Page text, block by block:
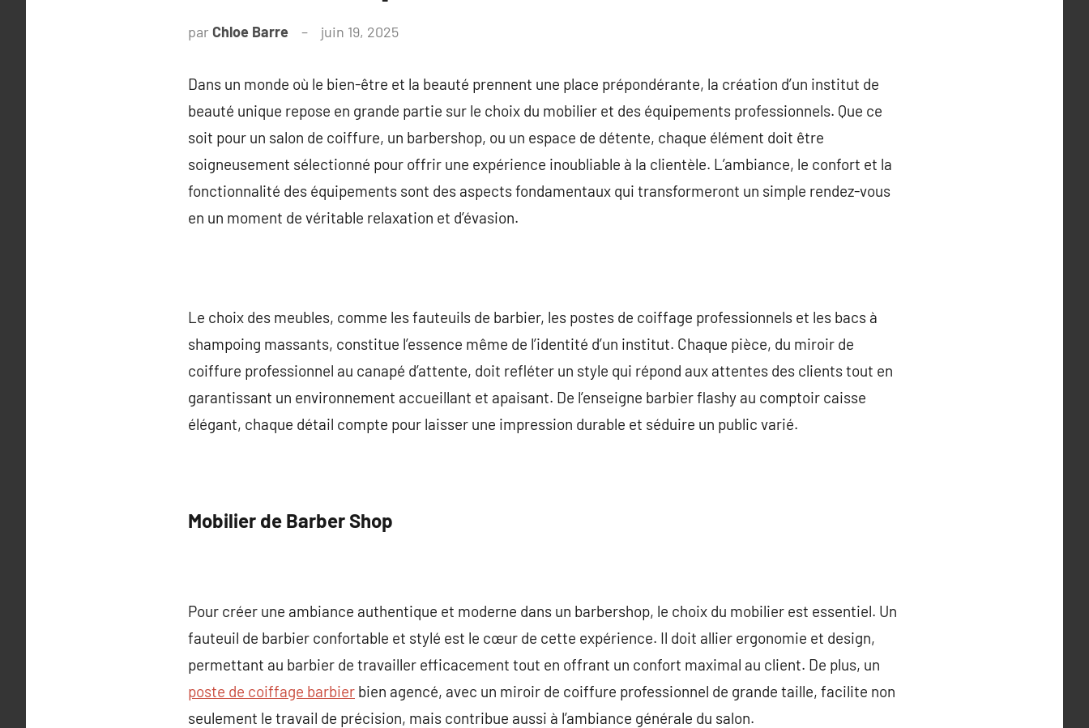
par Chloe Barre juin 19, 2025
Dans un monde où le bien-être et la beauté prennent une place prépondérante, la création d’un institut de
beauté unique repose en grande partie sur le choix du mobilier et des équipements professionnels. Que ce
soit pour un salon de coiffure, un barbershop, ou un espace de détente, chaque élément doit être
soigneusement sélectionné pour offrir une expérience inoubliable à la clientèle. L’ambiance, le confort et la
fonctionnalité des équipements sont des aspects fondamentaux qui transformeront un simple rendez-vous
en un moment de véritable relaxation et d’évasion.
Le choix des meubles, comme les fauteuils de barbier, les postes de coiffage professionnels et les bacs à
shampoing massants, constitue l’essence même de l’identité d’un institut. Chaque pièce, du miroir de
coiffure professionnel au canapé d’attente, doit refléter un style qui répond aux attentes des clients tout en
garantissant un environnement accueillant et apaisant. De l’enseigne barbier flashy au comptoir caisse
élégant, chaque détail compte pour laisser une impression durable et séduire un public varié.
Mobilier de Barber Shop
Pour créer une ambiance authentique et moderne dans un barbershop, le choix du mobilier est essentiel. Un
fauteuil de barbier confortable et stylé est le cœur de cette expérience. Il doit allier ergonomie et design,
permettant au barbier de travailler efficacement tout en offrant un confort maximal au client. De plus, un
poste de coiffage barbier bien agencé, avec un miroir de coiffure professionnel de grande taille, facilite non
seulement le travail de précision, mais contribue aussi à l’ambiance générale du salon.